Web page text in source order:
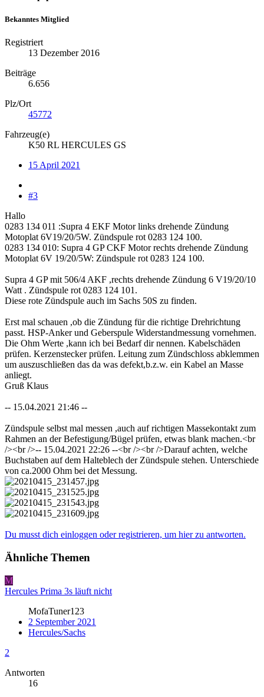
Bekanntes Mitglied
Registriert
13 Dezember 2016
Beiträge
6.656
Plz/Ort
45772
Fahrzeug(e)
K50 RL HERCULES GS
15 April 2021
#3
Hallo
0283 134 011 :Supra 4 EKF Motor links drehende Zündung
Motoplat 6V19/20/5W. Zündspule rot 0283 124 100.
0283 134 010: Supra 4 GP CKF Motor rechts drehende Zündung
Motoplat 6V 19/20/5W: Zündspule rot 0283 124 100.
Supra 4 GP mit 506/4 AKF ,rechts drehende Zündung 6 V19/20/10
Watt . Zündspule rot 0283 124 101.
Diese rote Zündspule auch im Sachs 50S zu finden.
Erst mal schauen ,ob die Zündung für die richtige Drehrichtung
passt. HSP-Anker und Geberspule Widerstandmessung vornehmen.
Die Ohm Werte ,kann ich bei Bedarf dir nennen. Kabelschäden
prüfen. Kerzenstecker prüfen. Leitung zum Zündschloss abklemmen
um auszuschließen das da was defekt,b.z.w. ein Kabel an Masse
anliegt.
Gruß Klaus
-- 15.04.2021 21:46 --
Zündspule selbst mal messen ,auch auf richtigen Massekontakt zum
Rahmen an der Befestigung/Bügel prüfen, etwas blank machen.<br
/><br />-- 15.04.2021 22:26 --<br /><br />Darauf achten, welche
Buchstaben auf dem Halteblech der Zündspule stehen. Unterschiede
von ca.2000 Ohm bei det Messung.
Du musst dich einloggen oder registrieren, um hier zu antworten.
Ähnliche Themen
M
Hercules Prima 3s läuft nicht
MofaTuner123
2 September 2021
Hercules/Sachs
2
Antworten
16